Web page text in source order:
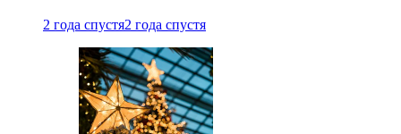
2 года спустя2 года спустя